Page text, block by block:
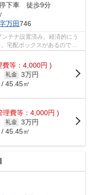
停下車 徒歩9分
万田746
テナ設置済み。経済的にう
宅配ボックスがあるので、
費等：4,000円 )
礼金 3万円
45.45㎡
理費等：4,000円 )
礼金 3万円
45.45㎡